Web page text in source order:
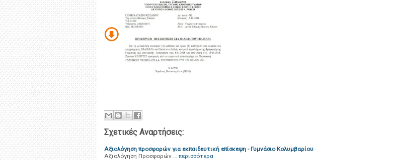
Σχετικές Αναρτήσεις:
Αξιολόγηση προσφορών για εκπαιδευτική επίσκεψη - Γυμνάσιο Κολυμβαρίου
Αξιολόγηση Προσφορών … περισσότερα